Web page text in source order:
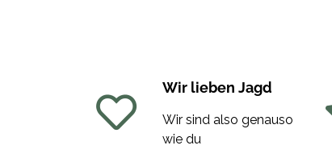
Wir lieben Jagd
Wir sind also genauso
wie du